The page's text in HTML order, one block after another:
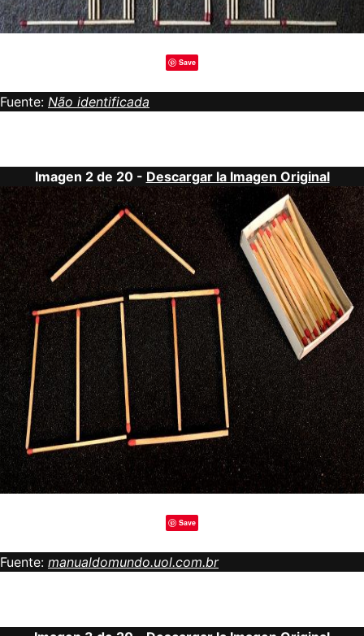
Save
Fuente: Não identificada
Imagen 2 de 20 - Descargar la Imagen Original
Save
Fuente: manualdomundo.uol.com.br